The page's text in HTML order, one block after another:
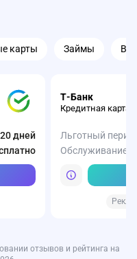
карты Займы
дней
Т-Банк
Кредитная карта
Льготный
Обслуживание
отзывов и рейтинга на